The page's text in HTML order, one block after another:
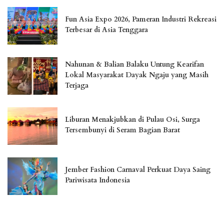
Fun Asia Expo 2026, Pameran Industri Rekreasi
Terbesar di Asia Tenggara
Nahunan & Balian Balaku Untung Kearifan
Lokal Masyarakat Dayak Ngaju yang Masih
Terjaga
Liburan Menakjubkan di Pulau Osi, Surga
Tersembunyi di Seram Bagian Barat
Jember Fashion Carnaval Perkuat Daya Saing
Pariwisata Indonesia